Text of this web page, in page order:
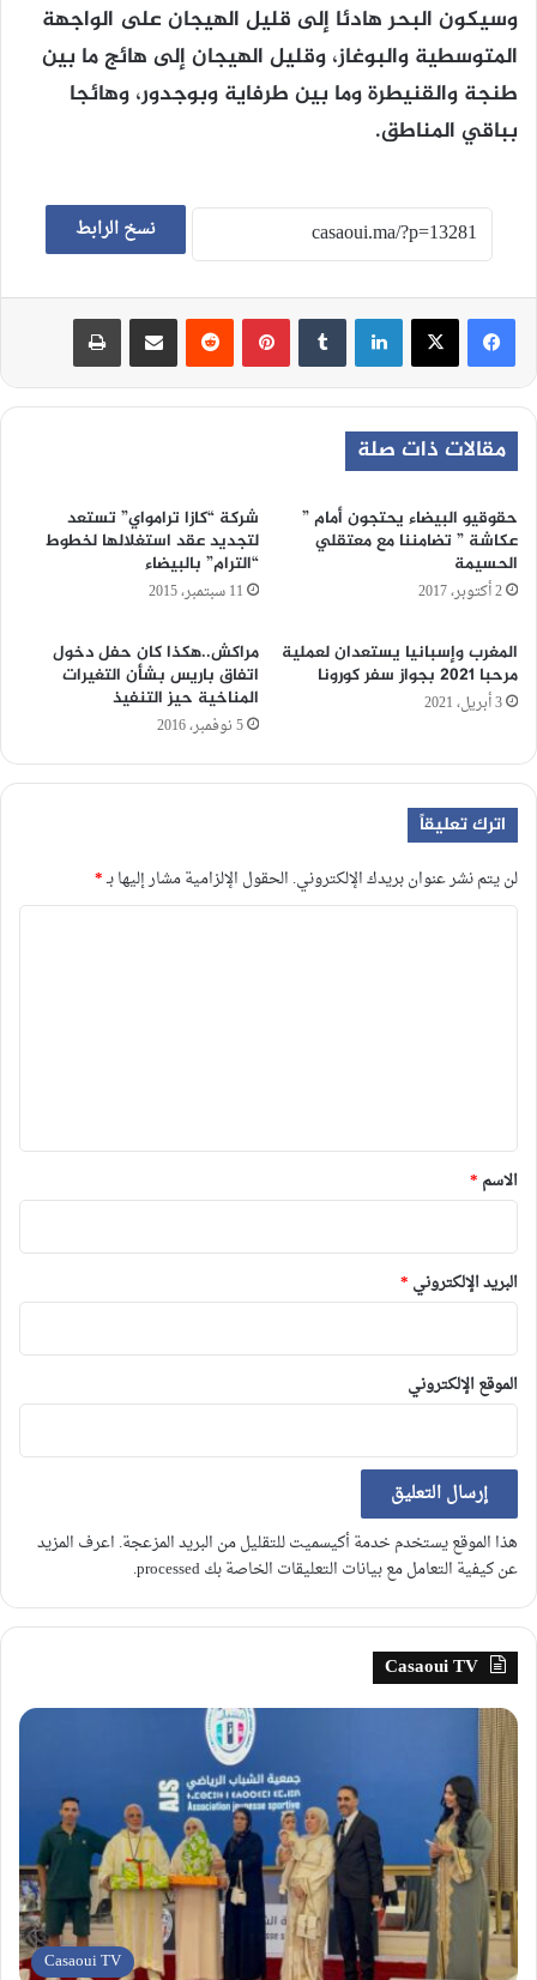
وسيكون البحر هادئا إلى قليل الهيجان على الواجهة
المتوسطية والبوغاز، وقليل الهيجان إلى هائج ما بين
طنجة والقنيطرة وما بين طرفاية وبوجدور، وهائجا
بباقي المناطق.
نسخ الرابط
لينكدإن بينتيريست
مقالات ذات صلة
حقوقيو البيضاء يحتجون أمام ”
عكاشة ” تضامننا مع معتقلي
الحسيمة
2 أكتوبر، 2017
شركة “كازا ترامواي” تستعد
لتجديد عقد استغلالها لخطوط
“الترام” بالبيضاء
11 سبتمبر، 2015
المغرب وإسبانيا يستعدان لعملية
مرحبا 2021 بجواز سفر كورونا
3 أبريل، 2021
مراكش..هكذا كان حفل دخول
اتفاق باريس بشأن التغيرات
المناخية حيز التنفيذ‎
5 نوفمبر، 2016
اترك تعليقاً
لن يتم نشر عنوان بريدك الإلكتروني. الحقول الإلزامية مشار إليها بـ*
*
الاسم *
البريد الإلكتروني *
الموقع الإلكتروني
هذا الموقع يستخدم خدمة أكيسميت للتقليل من البريد المزعجة. اعرف المزيد
عن كيفية التعامل مع بيانات التعليقات الخاصة بك processed
.
Casaoui TV
Casaoui TV